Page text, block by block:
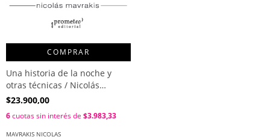
COMPRAR
Una historia de la noche y
otras técnicas / Nicolás
Mavrakis
$23.900,00
6cuotas sin interés de $3.983,33
MAVRAKIS NICOLAS